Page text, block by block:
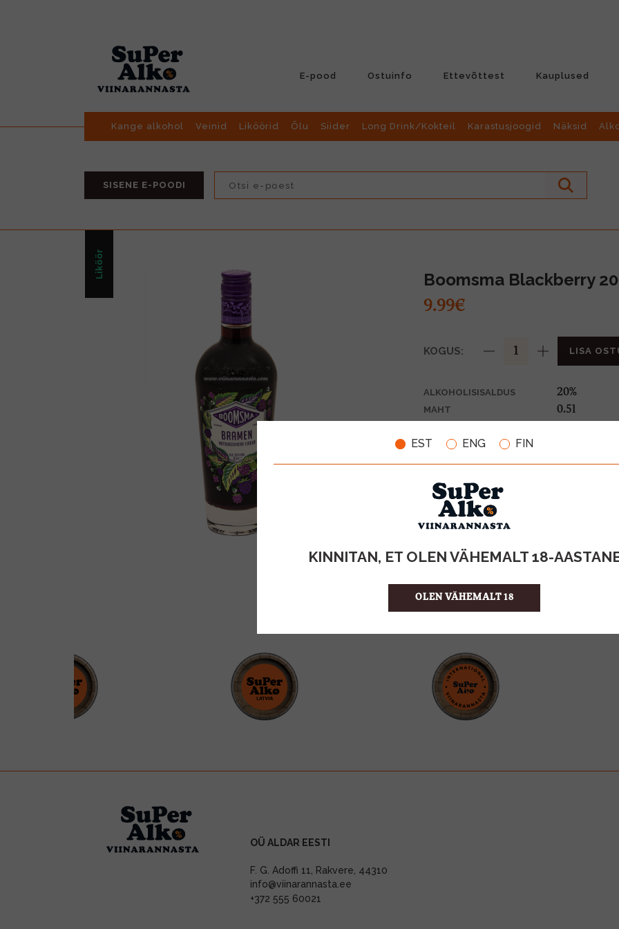
EST ENG FIN
KINNITAN, ET OLEN VÄHEMALT 18-
OLEN VÄHEMALT 18
E-pood Ostuinfo Ettevõttest Kauplused
Kange alkohol Veinid Liköörid Õlu Siider Long Drink/Kokteil Karastusjoogid Näksid
SISENE E-POODI
Liköör
Boomsma Blackberry
9.99€
KOGUS: LISA
ALKOHOLISISALDUS 20%
MAHT 0.5l
TOOTE LIIK
ÜHIKU HIND
KOGUS KASTIS
OÜ ALDAR EESTI
F. G. Adoffi 11, Rakvere, 44310
info@viinarannasta.ee
+372 555 60021